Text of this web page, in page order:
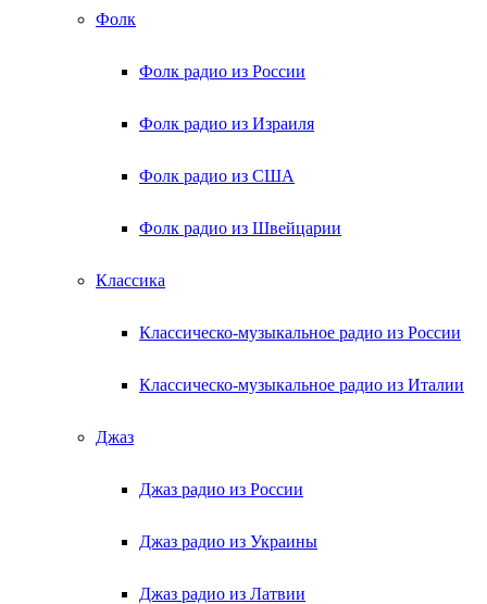
Фолк
Фолк радио из России
Фолк радио из Израиля
Фолк радио из США
Фолк радио из Швейцарии
Классика
Классическо-музыкальное радио из России
Классическо-музыкальное радио из Италии
Джаз
Джаз радио из России
Джаз радио из Украины
Джаз радио из Латвии